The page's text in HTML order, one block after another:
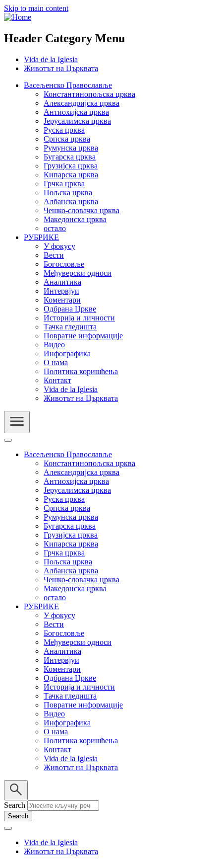
Skip to main content
Header Category Menu
Vida de la Iglesia
Животът на Църквата
Васељенско Православље
Константинопољска црква
Александријска црква
Антиохијска црква
Јерусалимска црква
Руска црква
Српска црква
Румунска црква
Бугарска црква
Грузијска црква
Кипарска црква
Грчка црква
Пољска црква
Албанска црква
Чешко-словачка црква
Македонска црква
остало
РУБРИКЕ
У фокусу
Вести
Богословље
Међуверски односи
Аналитика
Интервјуи
Коментари
Одбрана Цркве
Историја и личности
Тачка гледишта
Повратне информације
Видео
Инфографика
О нама
Политика коришћења
Контакт
Vida de la Iglesia
Животът на Църквата
Васељенско Православље
Константинопољска црква
Александријска црква
Антиохијска црква
Јерусалимска црква
Руска црква
Српска црква
Румунска црква
Бугарска црква
Грузијска црква
Кипарска црква
Грчка црква
Пољска црква
Албанска црква
Чешко-словачка црква
Македонска црква
остало
РУБРИКЕ
У фокусу
Вести
Богословље
Међуверски односи
Аналитика
Интервјуи
Коментари
Одбрана Цркве
Историја и личности
Тачка гледишта
Повратне информације
Видео
Инфографика
О нама
Политика коришћења
Контакт
Vida de la Iglesia
Животът на Църквата
Search
Vida de la Iglesia
Животът на Църквата